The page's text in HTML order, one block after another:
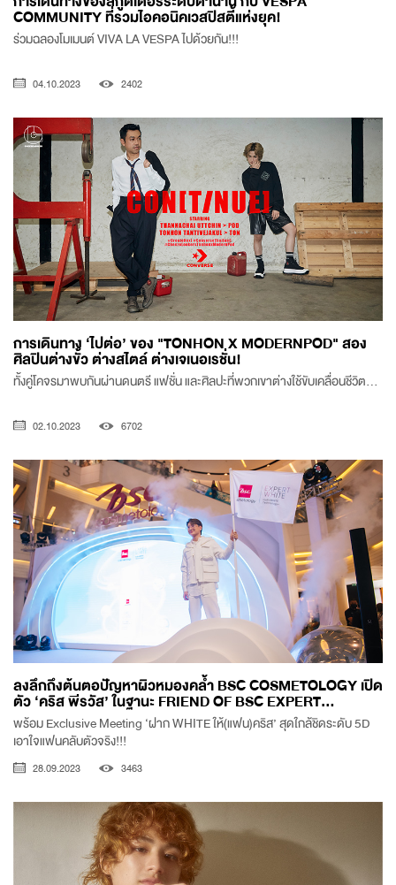
COMMUNITY ที่รวมไอคอนิคเวสปิสตี้แห่งยุค!
ร่วมฉลองโมเมนต์ VIVA LA VESPA ไปด้วยกัน!!!
04.10.2023 2402
การเดินทาง ‘ไปต่อ’ ของ "TONHON X MODERNPOD" สอง
ศิลปินต่างขั้ว ต่างสไตล์ ต่างเจเนอเรชั่น!
ทั้งคู่โคจรมาพบกันผ่านดนตรี แฟชั่น และศิลปะที่พวกเขาต่างใช้ขับเคลื่อนชีวิต...
02.10.2023 6702
ลงลึกถึงต้นตอปัญหาผิวหมองคล้ำ BSC COSMETOLOGY เปิด
ตัว ‘คริส พีรวัส’ ในฐานะ FRIEND OF BSC EXPERT...
พร้อม Exclusive Meeting ‘ฝาก WHITE ให้(แฟน)คริส’ สุดใกล้ชิดระดับ 5D
เอาใจแฟนคลับตัวจริง!!!
28.09.2023 3463